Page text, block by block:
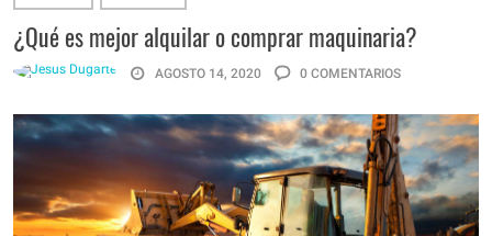
¿Qué es mejor alquilar o comprar maquinaria?
AGOSTO 14, 2020 0 COMENTARIOS